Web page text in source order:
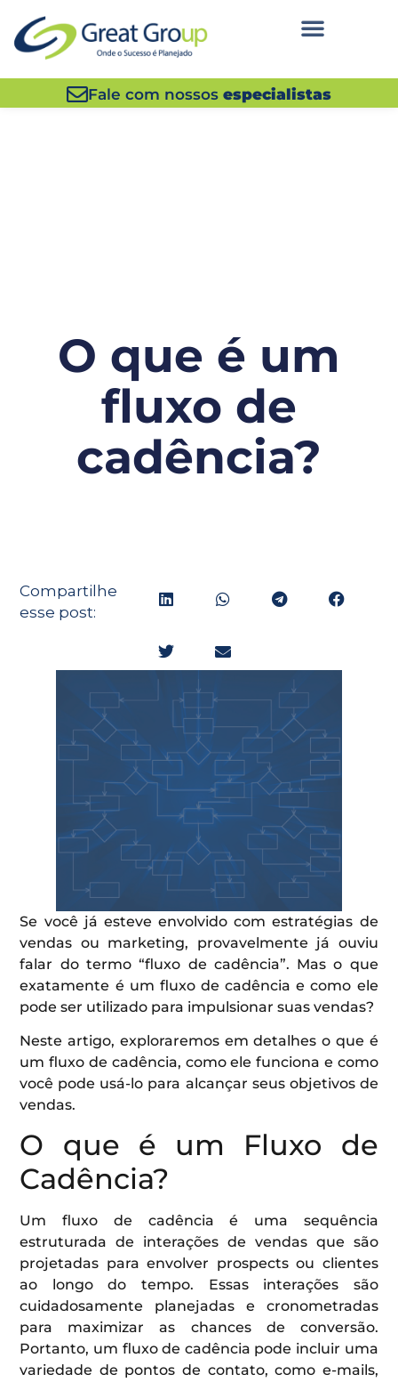
Fale com nossos especialistas
O que é um
fluxo de
cadência?
Compartilhe
esse post:
Se você já esteve envolvido com estratégias de
vendas ou marketing, provavelmente já ouviu
falar do termo “fluxo de cadência”. Mas o que
exatamente é um fluxo de cadência e como ele
pode ser utilizado para impulsionar suas vendas?
Neste artigo, exploraremos em detalhes o que é
um fluxo de cadência, como ele funciona e como
você pode usá-lo para alcançar seus objetivos de
vendas.
O que é um Fluxo de
Cadência?
Um fluxo de cadência é uma sequência
estruturada de interações de vendas que são
projetadas para envolver prospects ou clientes
ao longo do tempo. Essas interações são
cuidadosamente planejadas e cronometradas
para maximizar as chances de conversão.
Portanto, um fluxo de cadência pode incluir uma
variedade de pontos de contato, como e-mails,